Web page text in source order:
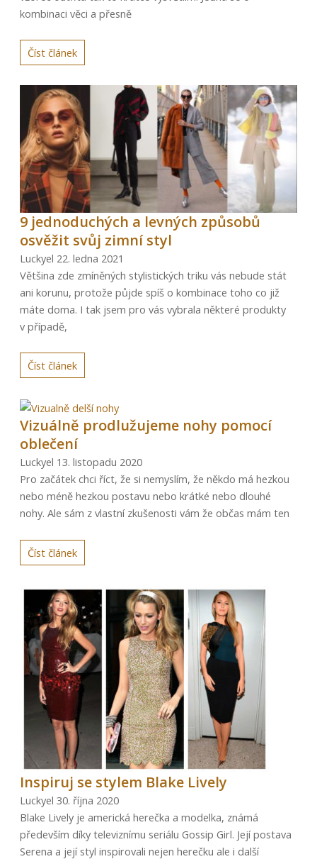
kombinaci věci a přesně
Číst článek
9 jednoduchých a levných způsobů
osvěžit svůj zimní styl
Luckyel 22. ledna 2021
Většina zde zmíněných stylistických triku vás nebude stát
ani korunu, protože půjde spíš o kombinace toho co již
máte doma. I tak jsem pro vás vybrala některé produkty
v případě,
Číst článek
Vizuálně prodlužujeme nohy pomocí
oblečení
Luckyel 13. listopadu 2020
Pro začátek chci říct, že si nemyslím, že někdo má hezkou
nebo méně hezkou postavu nebo krátké nebo dlouhé
nohy. Ale sám z vlastní zkušenosti vám že občas mám ten
Číst článek
Inspiruj se stylem Blake Lively
Luckyel 30. října 2020
Blake Lively je americká herečka a modelka, známá
především díky televiznímu seriálu Gossip Girl. Její postava
Serena a její styl inspirovali nejen herečku ale i další